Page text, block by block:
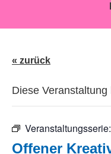
« zurück
Diese
Veranstaltungsserie:
Offener